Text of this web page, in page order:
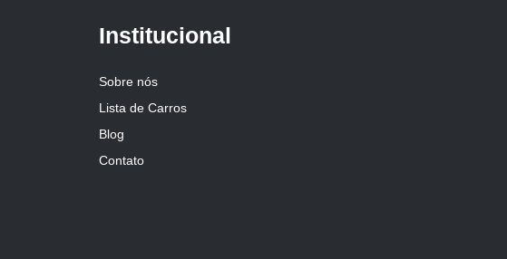
Institucional
Sobre nós
Lista de Carros
Blog
Contato